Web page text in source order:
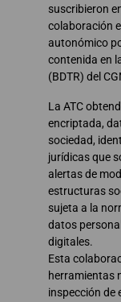
suscribieron
colaboración
autonómico
contenida en
(BDTR) del
La ATC
encriptada,
sociedad,
jurídicas que
alertas de
estructuras
sujeta a la
datos
digitales.
Esta
herramientas
inspección de